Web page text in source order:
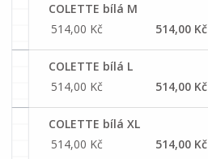
COLETTE bílá M
514,00 Kč
514,00 Kč
COLETTE bílá L
514,00 Kč
514,00 Kč
COLETTE bílá XL
514,00 Kč
514,00 Kč